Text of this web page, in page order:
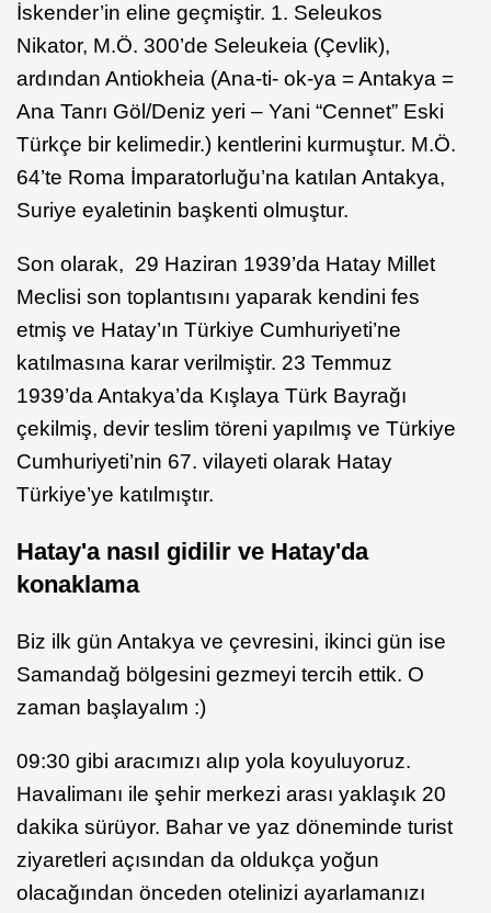
İskender’in eline geçmiştir. 1. Seleukos
Nikator, M.Ö. 300’de Seleukeia (Çevlik),
ardından Antiokheia (Ana-ti- ok-ya = Antakya =
Ana Tanrı Göl/Deniz yeri – Yani “Cennet” Eski
Türkçe bir kelimedir.) kentlerini kurmuştur. M.Ö.
64’te Roma İmparatorluğu’na katılan Antakya,
Suriye eyaletinin başkenti olmuştur.
Son olarak, 29 Haziran 1939’da Hatay Millet
Meclisi son toplantısını yaparak kendini fes
etmiş ve Hatay’ın Türkiye Cumhuriyeti’ne
katılmasına karar verilmiştir. 23 Temmuz
1939’da Antakya’da Kışlaya Türk Bayrağı
çekilmiş, devir teslim töreni yapılmış ve Türkiye
Cumhuriyeti’nin 67. vilayeti olarak Hatay
Türkiye’ye katılmıştır.
Hatay'a nasıl gidilir ve Hatay'da
konaklama
Biz ilk gün Antakya ve çevresini, ikinci gün ise
Samandağ bölgesini gezmeyi tercih ettik. O
zaman başlayalım :)
09:30 gibi aracımızı alıp yola koyuluyoruz.
Havalimanı ile şehir merkezi arası yaklaşık 20
dakika sürüyor. Bahar ve yaz döneminde turist
ziyaretleri açısından da oldukça yoğun
olacağından önceden otelinizi ayarlamanızı